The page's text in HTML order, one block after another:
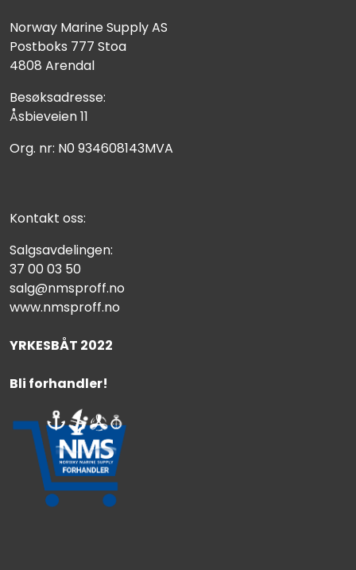
Norway Marine Supply AS
Postboks 777 Stoa
4808 Arendal
Besøksadresse:
Åsbieveien 11
Org. nr: N0 934608143MVA
Kontakt oss:
Salgsavdelingen:
37 00 03 50
salg@nmsproff.no
www.nmsproff.no
YRKESBÅT 2022
Bli forhandler!